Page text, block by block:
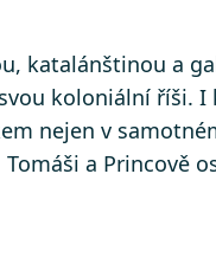
katalánštinou a
koloniální říši. I
nejen v
a Princově